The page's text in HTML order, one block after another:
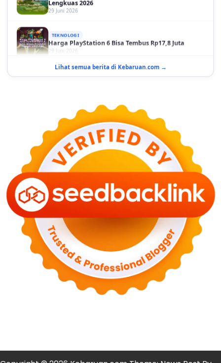
Harga PlayStation 6 Bisa Tembus Rp17,8 Juta
29 Juni 2026
10 Adegan Film Terikat Janji yang Sangat Tak
Bahaya Memakai Softlens untuk Mata yang Jarang
Diketahui
29 Juni 2026
NASIONAL
PLN Kalimantan Lakukan Manajemen Beban
Akibat Gangguan PLTGU
29 Juni 2026
KEUANGAN & INVESTASI
Harga Minyak Dunia Hari Ini Naik, WTI dan Brent
GAYA HIDUP
Sinopsis Film Marauders, Misteri Perampokan
Bank dengan Konspirasi Tersembunyi
30 Juni 2026
OLAH RAGA
Hasil Brasil vs Jepang 2-1: Comeback Dramatis, Gol
Martinelli Menit 90+5
Lihat semua berita di Kebaruan.com →